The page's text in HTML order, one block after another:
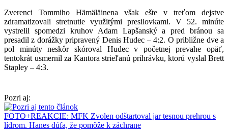
Zverenci Tommiho Hämäläinena však ešte v treťom dejstve
zdramatizovali stretnutie využitými presilovkami. V 52. minúte
vystrelil spomedzi kruhov Adam Lapšanský a pred bránou sa
presadil z dorážky pripravený Denis Hudec – 4:2. O približne dve a
pol minúty neskôr skóroval Hudec v početnej prevahe opäť,
tentokrát usmernil za Kantora strieľanú prihrávku, ktorú vyslal Brett
Stapley – 4:3.
Pozri aj:
FOTO+REAKCIE: MFK Zvolen odštartoval jar tesnou prehrou s
lídrom. Hanes dúfa, že pomôže k záchrane